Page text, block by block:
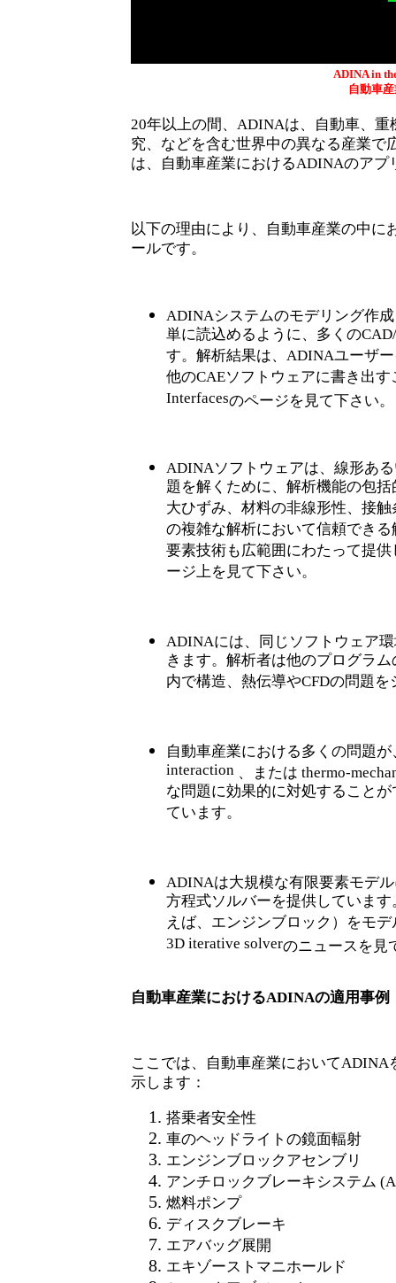
ADINA in
自動車
20年以上の間、ADINAは、自動車、
究、などを含む世界中の異なる産業で
は、自動車産業におけるADINAのア
以下の理由により、自動車産業の中に
ールです。
ADINAシステムのモデリング作
単に読込めるように、多くの
す。解析結果は、ADINAユーザ
他のCAEソフトウェアに書き出
Interfacesのページを見て下さい。
ADINAソフトウェアは、線形あ
題を解くために、解析機能の包
大ひずみ、材料の非線形性、接
の複雑な解析において信頼でき
要素技術も広範囲にわたって提
ージ上を見て下さい。
ADINAには、同じソフトウェア
きます。解析者は他のプログラ
内で構造、熱伝導やCFDの問題
自動車産業における多くの問題
interaction 、または thermo-
な問題に効果的に対処することが
ています。
ADINAは大規模な有限要素モデ
方程式ソルバーを提供していま
えば、エンジンブロック）をモ
3D iterative solverのニュースを見
自動車産業におけるADINAの適用事例
ここでは、自動車産業においてADINA
示します：
搭乗者安全性
車のヘッドライトの鏡面輻射
エンジンブロックアセンブリ
アンチロックブレーキシステム
燃料ポンプ
ディスクブレーキ
エアバッグ展開
エキゾーストマニホールド